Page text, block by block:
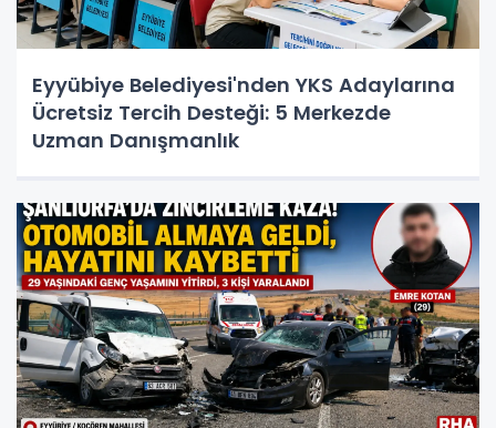
Eyyübiye Belediyesi'nden YKS Adaylarına
Ücretsiz Tercih Desteği: 5 Merkezde
Uzman Danışmanlık